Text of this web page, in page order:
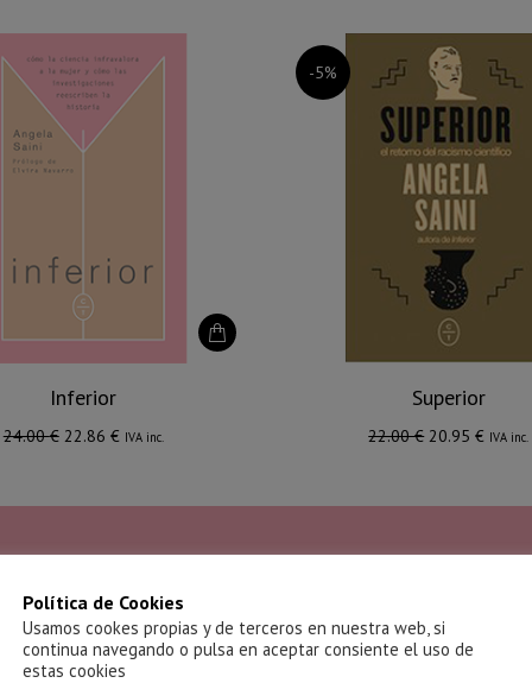
Inferior
24.00€ El
24.00 €.
22.86 €El
22.86 €.
IVA inc.
-5%
Superior
22.00€ El
22.00 €.
20.95€ El
20.95
IVA inc.
Reseñas
Política de Cookies
Usamos cookes propias y de terceros en nuestra web, si
continua navegando o pulsa en aceptar consiente el uso de
estas cookies